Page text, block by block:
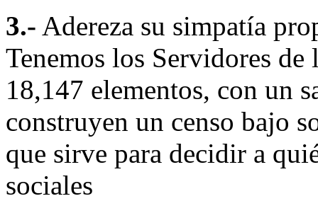
3.- Adereza su simpatía
Tenemos los Servidores
18,147 elementos, con un
construyen un censo bajo
que sirve para decidir a
sociales